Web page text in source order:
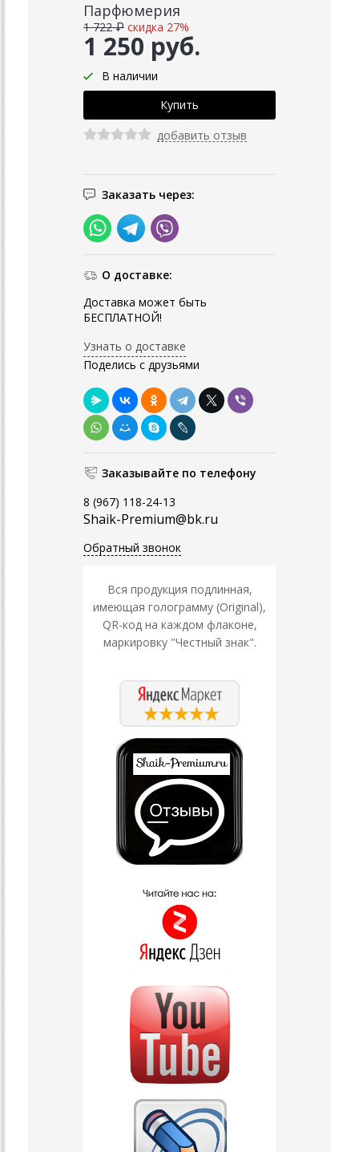
Парфюмерия
1 250 руб.
1 722 ₽ скидка 27%
В наличии
добавить отзыв
Заказать через:
О доставке:
Доставка может быть
БЕСПЛАТНОЙ!
Узнать о доставке
Поделись с друзьями
Заказывайте по телефону
8 (967) 118-24-13
Shaik-Premium@bk.ru
Обратный звонок
Вся продукция подлинная,
имеющая голограмму (Original),
QR-код на каждом флаконе,
маркировку "Честный знак".